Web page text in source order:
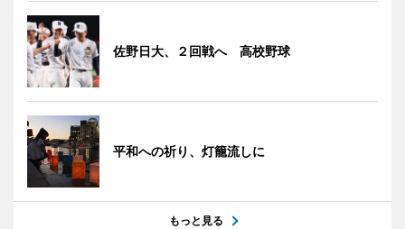
佐野日大、２回戦へ 高校野球
平和への祈り、灯籠流しに
もっと見る